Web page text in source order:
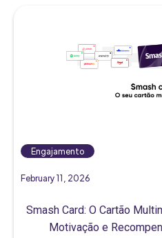
Engajamento
February 11, 2026
Smash Card: O Cartão
Motivação e